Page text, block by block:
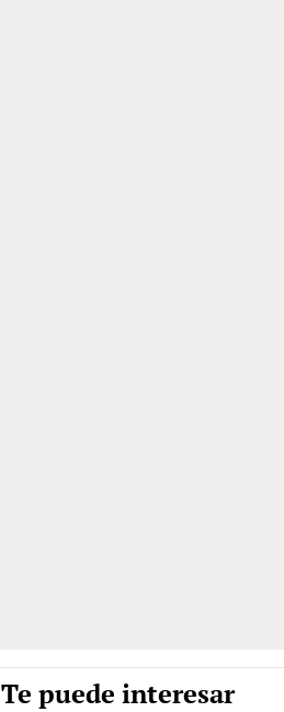
Te puede interesar